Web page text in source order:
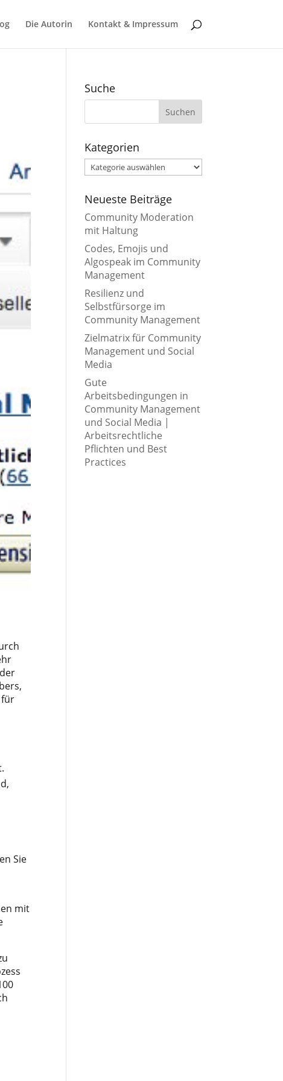
Die Autorin Kontakt & Impressum
für
Sie
mit
Suche
Kategorien
Kategorien
Neueste Beiträge
Community Moderation
mit Haltung
Codes, Emojis und
Algospeak im Community
Management
Resilienz und
Selbstfürsorge im
Community Management
Zielmatrix für Community
Management und Social
Media
Gute
Arbeitsbedingungen in
Community Management
und Social Media |
Arbeitsrechtliche
Pflichten und Best
Practices